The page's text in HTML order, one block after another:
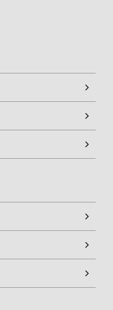
，但不涉及特定個
以外之其他用途。
品、服務、活動或
名、電話、住址、
行業等相關資料，
我們即取得您的資
住址、身份證字
關資料，當您註冊
取得您的資料。
時，伺服器自行產
址、使用時間、使
站會對個別連線者
網站內部所瀏覽的
本網站不會也無法
網刊登廣告之廠
資料。對於您主動
站有其個別的私權